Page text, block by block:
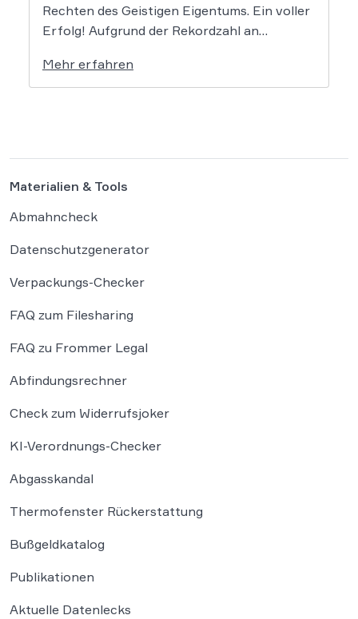
Rechten des Geistigen Eigentums. Ein voller
Erfolg! Aufgrund der Rekordzahl an
Powered for Business“ wurden die
zugewiesenen Mittel in den letzten Jahren
Mehr erfahren
Materialien & Tools
Abmahncheck
Datenschutzgenerator
Verpackungs-Checker
FAQ zum Filesharing
FAQ zu Frommer Legal
Abfindungsrechner
Check zum Widerrufsjoker
KI-Verordnungs-Checker
Abgasskandal
Thermofenster Rückerstattung
Bußgeldkatalog
Publikationen
Aktuelle Datenlecks